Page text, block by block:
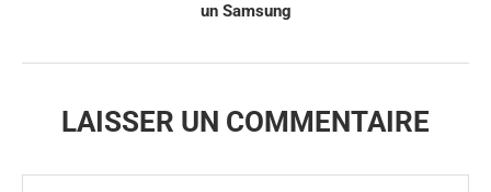
un Samsung
LAISSER UN COMMENTAIRE